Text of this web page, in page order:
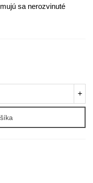
sa nerozvinuté
+